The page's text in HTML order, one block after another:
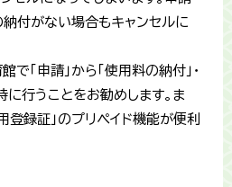
付がない場合もキャンセルに
「申請」から「使用料の納付」・
に行うことをお勧めします。ま
登録証」のプリペイド機能が便利